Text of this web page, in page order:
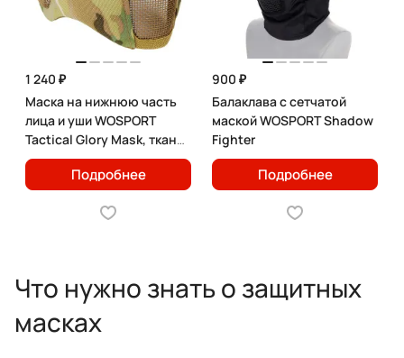
1 240 ₽
Маска на нижнюю часть
лица и уши WOSPORT
Tactical Glory Mask, ткань/
сетка
Подробнее
900 ₽
Балаклава с сетчатой
маской WOSPORT Shadow
Fighter
Подробнее
Что нужно знать о защитных
масках